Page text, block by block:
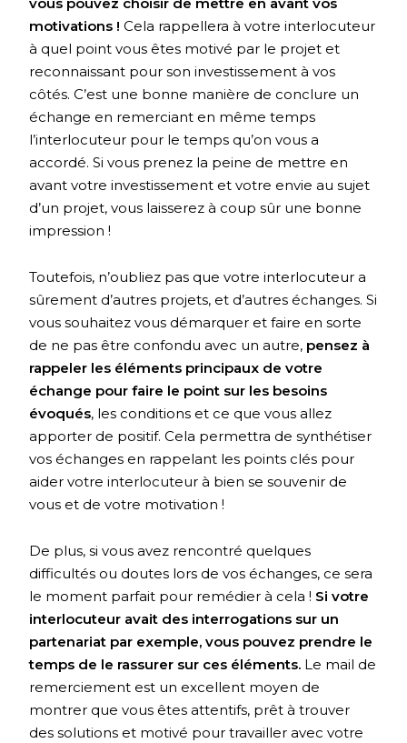
motivations ! Cela rappellera à votre interlocuteur
à quel point vous êtes motivé par le projet et
reconnaissant pour son investissement à vos
côtés. C’est une bonne manière de conclure un
échange en remerciant en même temps
l’interlocuteur pour le temps qu’on vous a
accordé. Si vous prenez la peine de mettre en
avant votre investissement et votre envie au sujet
d’un projet, vous laisserez à coup sûr une bonne
impression !
Toutefois, n’oubliez pas que votre interlocuteur a
sûrement d’autres projets, et d’autres échanges. Si
vous souhaitez vous démarquer et faire en sorte
de ne pas être confondu avec un autre, pensez à
rappeler les éléments principaux de votre
échange pour faire le point sur les besoins
évoqués, les conditions et ce que vous allez
apporter de positif. Cela permettra de synthétiser
vos échanges en rappelant les points clés pour
aider votre interlocuteur à bien se souvenir de
vous et de votre motivation !
De plus, si vous avez rencontré quelques
difficultés ou doutes lors de vos échanges, ce sera
le moment parfait pour remédier à cela ! Si votre
interlocuteur avait des interrogations sur un
partenariat par exemple, vous pouvez prendre le
temps de le rassurer sur ces éléments. Le mail de
remerciement est un excellent moyen de
montrer que vous êtes attentifs, prêt à trouver
des solutions et motivé pour travailler avec votre